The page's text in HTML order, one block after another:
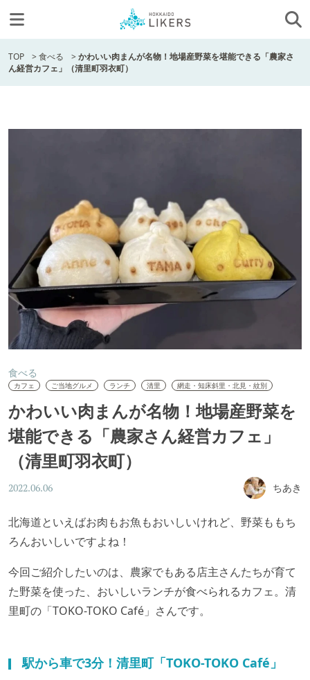
TOP >食べる >かわいい肉まんが名物！地場産野菜を堪能できる「農家さ
ん経営カフェ」（清里町羽衣町）
食べる
カフェ ご当地グルメ ランチ 清里 網走・知床斜里・北見・紋別
かわいい肉まんが名物！地場産野菜を
堪能できる「農家さん経営カフェ」
（清里町羽衣町）
2022.06.06 ちあき
北海道といえばお肉もお魚もおいしいけれど、野菜ももち
ろんおいしいですよね！
今回ご紹介したいのは、農家でもある店主さんたちが育て
た野菜を使った、おいしいランチが食べられるカフェ。清
里町の「TOKO-TOKO Café」さんです。
駅から車で3分！清里町「TOKO-TOKO Café」